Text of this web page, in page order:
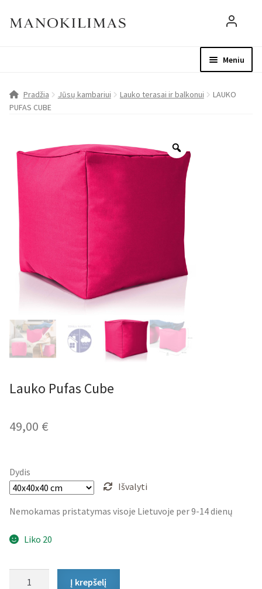
Meniu
Patarimai
Apie mus
Paskyra
Pradžia Jūsų kambariui Lauko terasai ir balkonui
LAUKO
PUFAS CUBE
Lauko Pufas Cube
49,00 €
Dydis
Išvalyti
Nemokamas pristatymas visoje Lietuvoje per 9-14 dienų
Liko 20
Į krepšelį